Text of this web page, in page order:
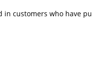
in customers who have